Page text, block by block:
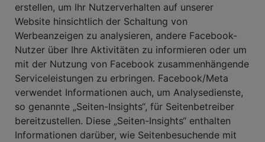
erstellen, um Ihr Nutzerverhalten auf unserer
Website hinsichtlich der Schaltung von
Werbeanzeigen zu analysieren, andere Facebook-
Nutzer über Ihre Aktivitäten zu informieren oder um
mit der Nutzung von Facebook zusammenhängende
Serviceleistungen zu erbringen. Facebook/Meta
verwendet Informationen auch, um Analysedienste,
so genannte „Seiten-Insights“, für Seitenbetreiber
bereitzustellen. Diese „Seiten-Insights“ enthalten
Informationen darüber, wie Seitenbesuchende mit